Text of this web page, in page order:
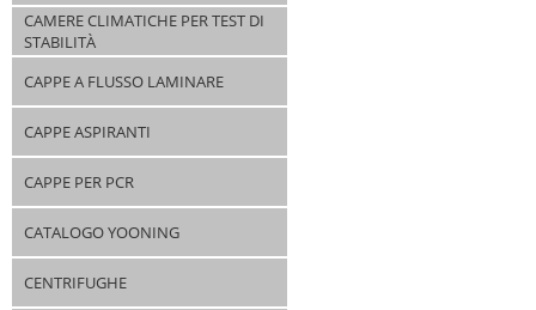
CAMERE CLIMATICHE PER TEST DI
STABILITÀ
CAPPE A FLUSSO LAMINARE
CAPPE ASPIRANTI
CAPPE PER PCR
CATALOGO YOONING
CENTRIFUGHE